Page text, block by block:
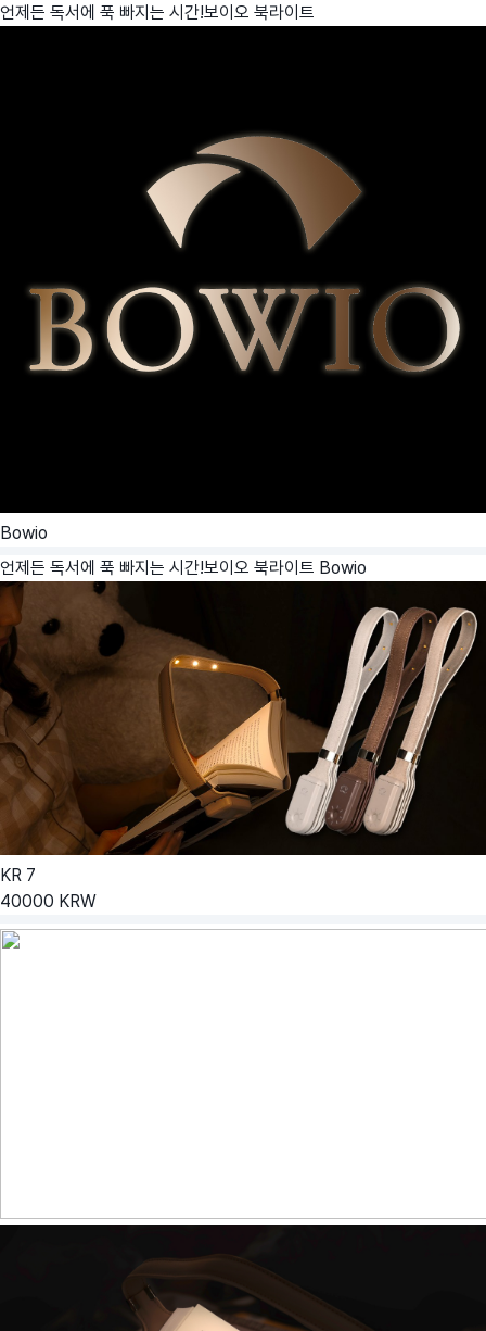
언제든 독서에 푹 빠지는 시간!보이오 북라이트
Bowio
언제든 독서에 푹 빠지는 시간!보이오 북라이트 Bowio
KR 7
40000 KRW